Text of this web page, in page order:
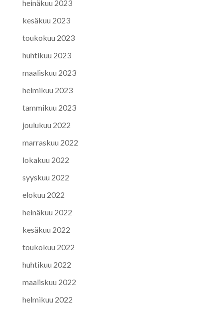
heinäkuu 2023
kesäkuu 2023
toukokuu 2023
huhtikuu 2023
maaliskuu 2023
helmikuu 2023
tammikuu 2023
joulukuu 2022
marraskuu 2022
lokakuu 2022
syyskuu 2022
elokuu 2022
heinäkuu 2022
kesäkuu 2022
toukokuu 2022
huhtikuu 2022
maaliskuu 2022
helmikuu 2022